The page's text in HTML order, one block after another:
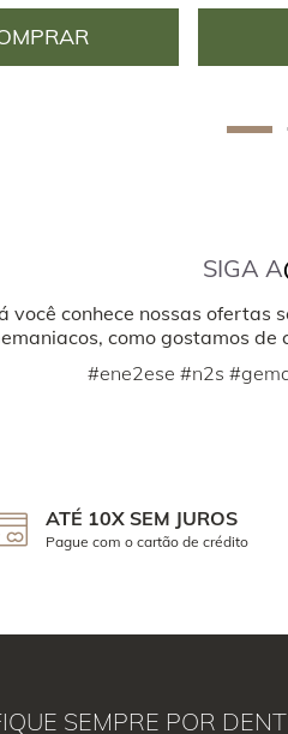
SIGA A
você conhece nossas ofertas
como gostamos de
#ene2ese #n2s
ATÉ 10X SEM JUROS
Pague com o cartão de crédito
SEMPRE POR